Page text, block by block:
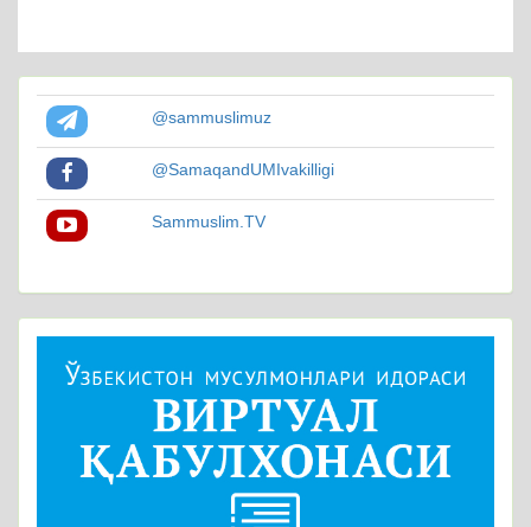
@sammuslimuz
@SamaqandUMIvakilligi
Sammuslim.TV